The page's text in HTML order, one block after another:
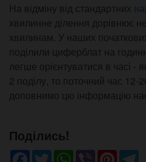
На відміну від стандартних
хвилинне ділення дорівнює
хвилинам. У наших
поділили циферблат на
легше орієнтуватися в часі -
2 поділу, то поточний час 12-
доповнимо цю інформацію
Поділись!
Facebook
TwitterWhatsApp
Viber